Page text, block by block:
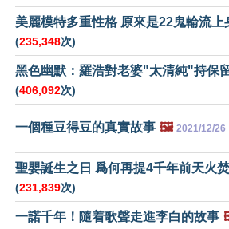
美麗模特多重性格 原來是22鬼輪流上
(235,348次)
黑色幽默：羅浩對老婆"太清純"持保
(406,092次)
一個種豆得豆的真實故事 🖼️ 2021/12/26
聖嬰誕生之日 爲何再提4千年前天火
(231,839次)
一諾千年！隨着歌聲走進李白的故事